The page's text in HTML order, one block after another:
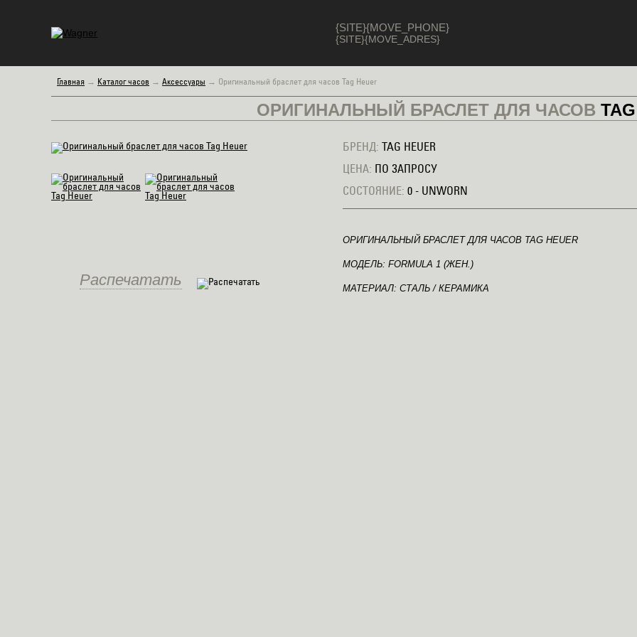
{SITE}{MOVE_PHONE}
{SITE}{MOVE_ADRES}
Главная → Каталог часов → Аксессуары → Оригинальный браслет для часов Tag Heuer
ОРИГИНАЛЬНЫЙ БРАСЛЕТ ДЛЯ ЧАСОВ
Распечатать
БРЕНД: TAG HEUER
ЦЕНА: ПО ЗАПРОСУ
СОСТОЯНИЕ: 0 - UNWORN
ОРИГИНАЛЬНЫЙ БРАСЛЕТ ДЛЯ ЧАСОВ TAG HEUER
МОДЕЛЬ: FORMULA 1 (ЖЕН.)
МАТЕРИАЛ: СТАЛЬ / КЕРАМИКА